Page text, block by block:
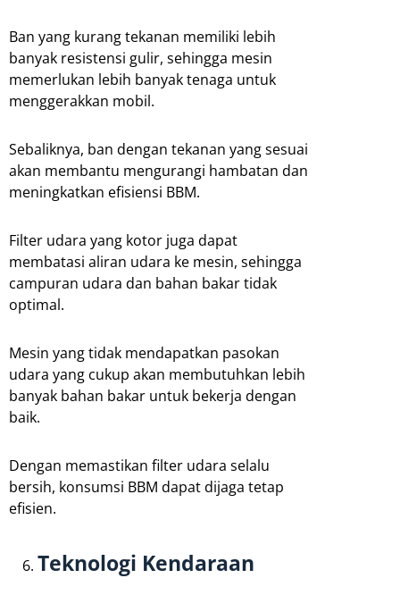
Ban yang kurang tekanan memiliki lebih
banyak resistensi gulir, sehingga mesin
memerlukan lebih banyak tenaga untuk
menggerakkan mobil.
Sebaliknya, ban dengan tekanan yang sesuai
akan membantu mengurangi hambatan dan
meningkatkan efisiensi BBM.
Filter udara yang kotor juga dapat
membatasi aliran udara ke mesin, sehingga
campuran udara dan bahan bakar tidak
optimal.
Mesin yang tidak mendapatkan pasokan
udara yang cukup akan membutuhkan lebih
banyak bahan bakar untuk bekerja dengan
baik.
Dengan memastikan filter udara selalu
bersih, konsumsi BBM dapat dijaga tetap
efisien.
Teknologi Kendaraan